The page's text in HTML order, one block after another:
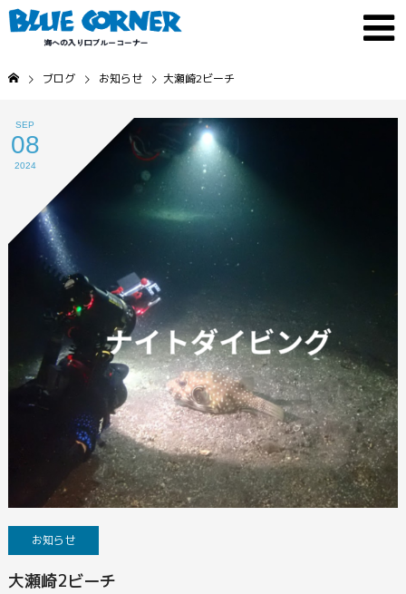
ブログ お知らせ 大瀬崎2ビーチ
SEP
08
2024
お知らせ
大瀬崎2ビーチ